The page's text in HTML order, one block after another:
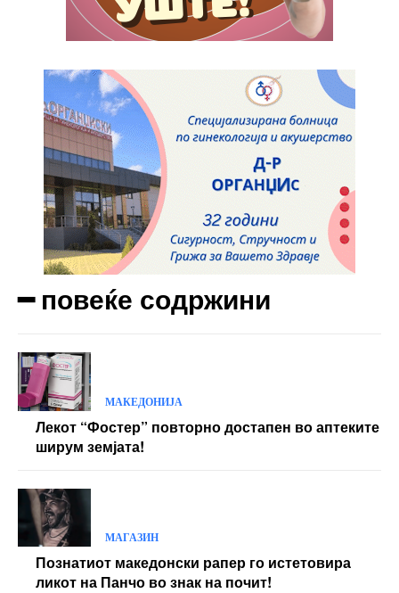
━ повеќе содржини
МАКЕДОНИЈА
Лекот “Фостер” повторно достапен во аптеките
ширум земјата!
МАГАЗИН
Познатиот македонски рапер го истетовира
ликот на Панчо во знак на почит!